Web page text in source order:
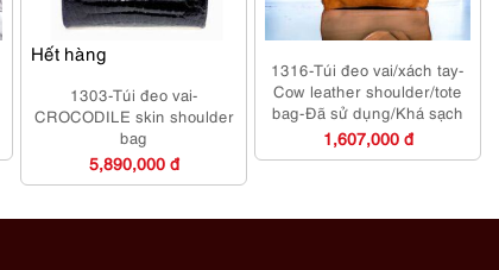
Hết hàng
1303-Túi đeo vai-
CROCODILE skin shoulder
bag
5,890,000 đ
1316-Túi đeo vai/xách tay-
Cow leather shoulder/tote
bag-Đã sử dụng/Khá sạch
1,607,000 đ